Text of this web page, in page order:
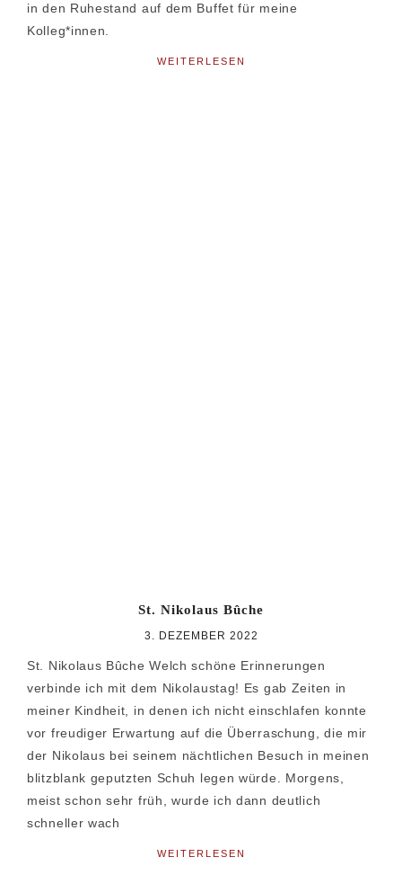
in den Ruhestand auf dem Buffet für meine
Kolleg*innen.
WEITERLESEN
St. Nikolaus Bûche
3. DEZEMBER 2022
St. Nikolaus Bûche Welch schöne Erinnerungen
verbinde ich mit dem Nikolaustag! Es gab Zeiten in
meiner Kindheit, in denen ich nicht einschlafen konnte
vor freudiger Erwartung auf die Überraschung, die mir
der Nikolaus bei seinem nächtlichen Besuch in meinen
blitzblank geputzten Schuh legen würde. Morgens,
meist schon sehr früh, wurde ich dann deutlich
schneller wach
WEITERLESEN